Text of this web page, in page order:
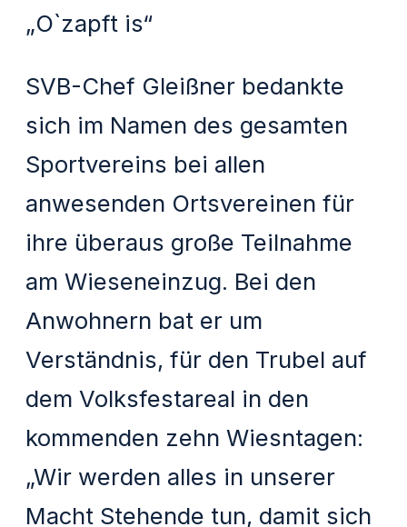
„O`zapft is“
SVB-Chef Gleißner bedankte
sich im Namen des gesamten
Sportvereins bei allen
anwesenden Ortsvereinen für
ihre überaus große Teilnahme
am Wieseneinzug. Bei den
Anwohnern bat er um
Verständnis, für den Trubel auf
dem Volksfestareal in den
kommenden zehn Wiesntagen:
„Wir werden alles in unserer
Macht Stehende tun, damit sich